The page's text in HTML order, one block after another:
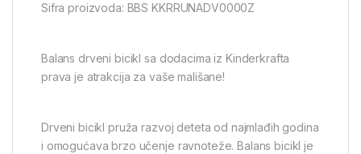
Sifra proizvoda: BBS KKRRUNADV0000Z
Balans drveni bicikl sa dodacima iz Kinderkrafta
prava je atrakcija za vaše mališane!
Drveni bicikl pruža razvoj deteta od najmlađih godina
i omogućava brzo učenje ravnoteže. Balans bicikl je